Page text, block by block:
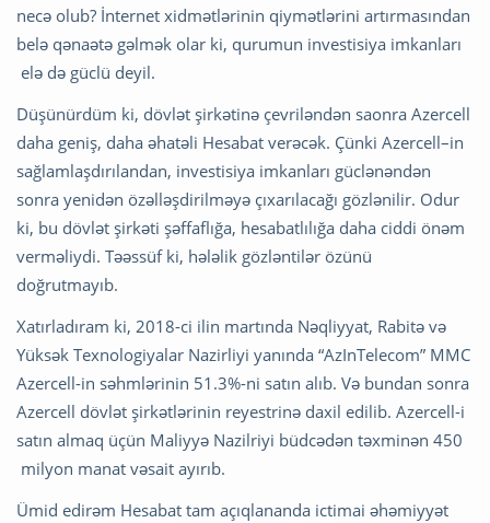
necə olub? İnternet xidmətlərinin qiymətlərini artırmasından
belə qənaətə gəlmək olar ki, qurumun investisiya imkanları
elə də güclü deyil.
Düşünürdüm ki, dövlət şirkətinə çevriləndən saonra Azercell
daha geniş, daha əhatəli Hesabat verəcək. Çünki Azercell–in
sağlamlaşdırılandan, investisiya imkanları güclənəndən
sonra yenidən özəlləşdirilməyə çıxarılacağı gözlənilir. Odur
ki, bu dövlət şirkəti şəffaflığa, hesabatlılığa daha ciddi önəm
verməliydi. Təəssüf ki, hələlik gözləntilər özünü
doğrutmayıb.
Xatırladıram ki, 2018-ci ilin martında Nəqliyyat, Rabitə və
Yüksək Texnologiyalar Nazirliyi yanında “AzInTelecom” MMC
Azercell-in səhmlərinin 51.3%-ni satın alıb. Və bundan sonra
Azercell dövlət şirkətlərinin reyestrinə daxil edilib. Azercell-i
satın almaq üçün Maliyyə Nazilriyi büdcədən təxminən 450
milyon manat vəsait ayırıb.
Ümid edirəm Hesabat tam açıqlananda ictimai əhəmiyyət